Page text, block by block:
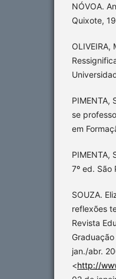
NÓVOA.
Quixote,
PIMENTA,
se
em
PIMENTA,
7º ed. São
SOUZA.
reflexões
Revista
jan./abr.
<http://